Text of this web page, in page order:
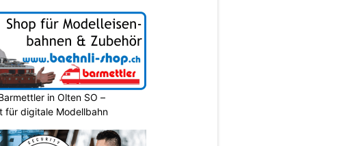
in Olten SO –
für digitale Modellbahn